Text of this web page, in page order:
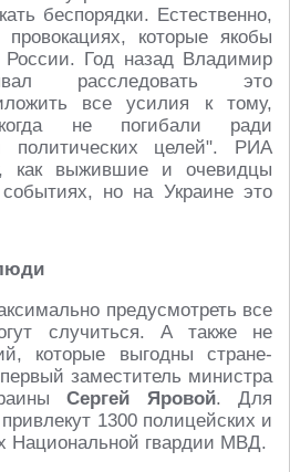
беспорядки. Естественно,
которые якобы
Год назад Владимир
расследовать это
все усилия к тому,
не погибали ради
политических целей". РИА
как выжившие и очевидцы
но на Украине это
предусмотреть все
случиться. А также не
которые выгодны стране-
заместитель министра
Сергей Яровой. Для
1300 полицейских и
Национальной гвардии МВД.